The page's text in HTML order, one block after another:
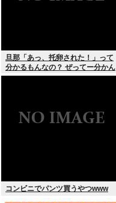
旦那「あっ、托卵された！」って
分かるもんなの？ ぜってー分かん
ないだろ。
コンビニでパンツ買うやつwww